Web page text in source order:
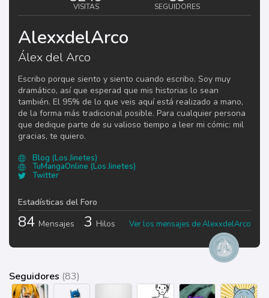
VISITAS SEGUIDORES
AlexxdelArco
Álex del Arco
Escribo porque siento y siento cuando escribo. Soy muy
dramático, así que esperad que mis historias lo sean
también. El 95% de lo que veis aquí está realizado a mano,
de la forma más tradicional posible. Para cualquier persona
que dedique parte de su valioso tiempo a leer mi cómic: mil
gracias, te quiero.
Blog (Los Jinetes)
TuMangaOnline (Los Jinetes)
Twitter
Estadísticas del Foro
84 Mensajes 3 Hilos Ver los mensajes de AlexxdelArco
Seguidores (83)